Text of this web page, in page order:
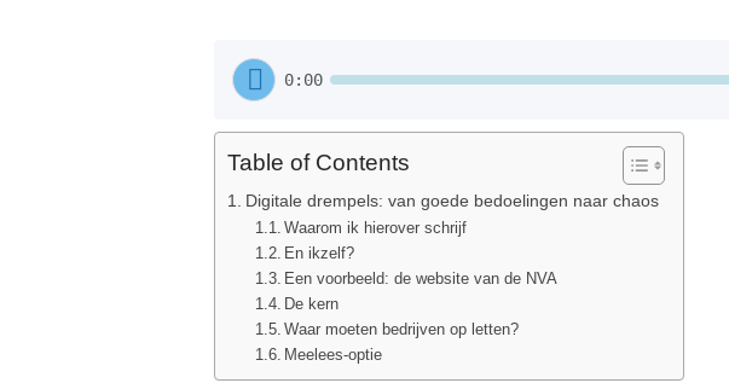
0:00
Table of Contents
Digitale drempels: van goede bedoelingen naar chaos
Waarom ik hierover schrijf
En ikzelf?
Een voorbeeld: de website van de NVA
De kern
Waar moeten bedrijven op letten?
Meelees-optie